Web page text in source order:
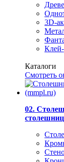
3D-
Каталоги
Смотреть
02.